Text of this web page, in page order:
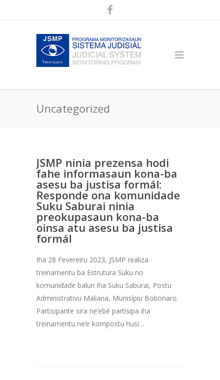
Uncategorized
JSMP ninia prezensa hodi
fahe informasaun kona-ba
asesu ba justisa formál:
Responde ona komunidade
Suku Saburai ninia
preokupasaun kona-ba
oinsa atu asesu ba justisa
formál
Iha 28 Fevereiru 2023, JSMP realiza
treinamentu ba Estrutura Suku no
komunidade balun iha Suku Saburai, Postu
Administrativu Maliana, Munisípiu Bobonaro.
Partisipante sira ne’ebé partisipa iha
treinamentu ne’e kompostu husi…